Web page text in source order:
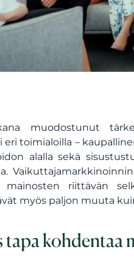
muodostunut
toimialoilla –
alalla sekä
mainosten riittävän
myös paljon muuta
kohdentaa